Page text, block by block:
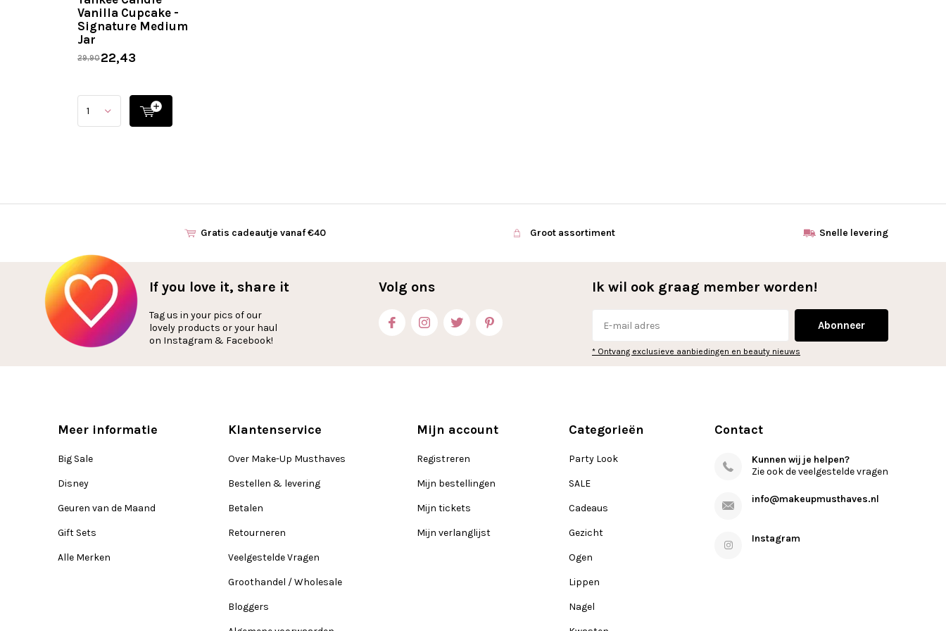
Vanilla Cupcake -
Signature Medium
Jar
29,9022,43
Gratis cadeautje vanaf €40 Groot assortiment Snelle levering
If you love it, share it
Tag us in your pics of our
lovely products or your haul
on Instagram & Facebook!
Volg ons Ik wil ook graag member worden!
Abonneer
* Ontvang exclusieve aanbiedingen en beauty nieuws
Meer informatie
Big Sale
Disney
Geuren van de Maand
Gift Sets
Alle Merken
Klantenservice
Over Make-Up Musthaves
Bestellen & levering
Betalen
Retourneren
Veelgestelde Vragen
Groothandel / Wholesale
Bloggers
Mijn account
Registreren
Mijn bestellingen
Mijn tickets
Mijn verlanglijst
Categorieën
Party Look
SALE
Cadeaus
Gezicht
Ogen
Lippen
Nagel
Contact
Kunnen wij je helpen?
Zie ook de veelgestelde vragen
info@makeupmusthaves.nl
Instagram